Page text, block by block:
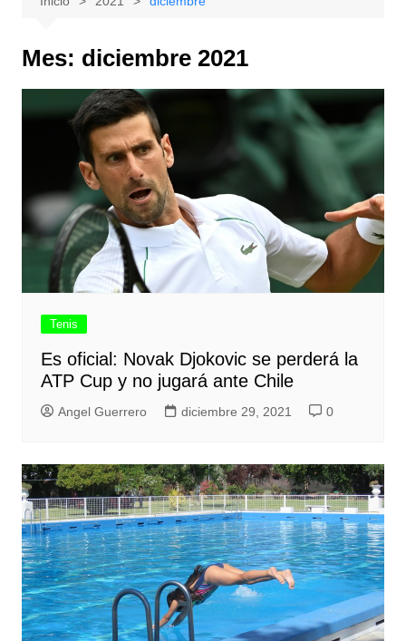
Mes: diciembre 2021
Tenis
Es oficial: Novak Djokovic se perderá la
ATP Cup y no jugará ante Chile
Angel Guerrero diciembre 29, 2021 0